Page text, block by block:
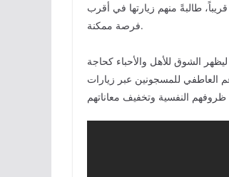
طالبةً منهم زيارتها في أقرب
فرصة ممكنة.
الشوق للأهل والأحباء كحاجة
العاطفي للمسجونين عبر زيارات